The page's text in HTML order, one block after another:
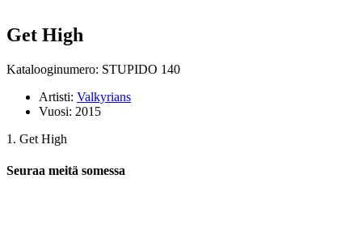
Get High
Katalooginumero: STUPIDO 140
Artisti: Valkyrians
Vuosi: 2015
1. Get High
Seuraa meitä somessa